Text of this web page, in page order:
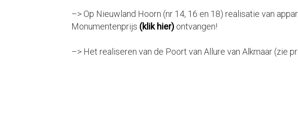
–> Op Nieuwland Hoorn (nr 14, 16 en 18) realisatie van
Monumentenprijs (klik hier) ontvangen!
–> Het realiseren van de Poort van Allure van Alkmaar (zie